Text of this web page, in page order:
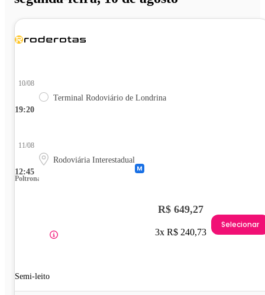
19:20
10/08
Terminal Rodoviário de Londrina
12:45
11/08
Rodoviária Interestadual
Poltrona
Semi-leito
R$ 649,27
3x R$ 240,73
Selecionar